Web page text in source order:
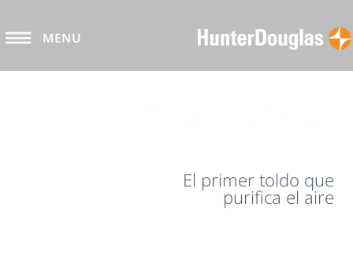
MENU
El primer toldo que
purifica el aire